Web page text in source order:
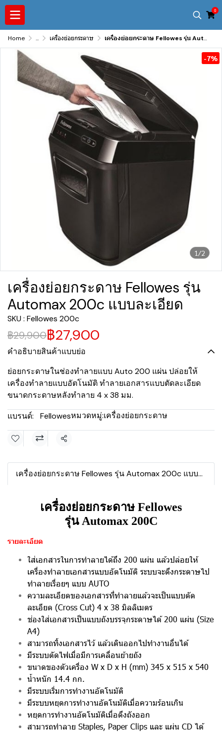
0
Home ... เครื่องย่อยกระดาษ เครื่องย่อยกระดาษ Fellowes รุ่น Automax 200c แบบละเอียด
1/2
-7%
เครื่องย่อยกระดาษ Fellowes รุ่น
Automax 200c แบบละเอียด
SKU : Fellowes 200c
฿29,900฿27,900
คำอธิบายสินค้าแบบย่อ
ย่อยกระดาษในช่องทำลายแบบ Auto 200 แผ่น ปล่อยให้
เครื่องทำลายแบบอัตโนมัติ ทำลายเอกสารแบบตัดละเอียด
ขนาดกระดาษหลังทำลาย 4 x 38 มม.
แบรนด์:
Fellowesหมวดหมู่:เครื่องย่อยกระดาษ
แชร์
เครื่องย่อยกระดาษ Fellowes รุ่น Automax 200c แบบละเอียด
เครื่องย่อยกระดาษ Fellowes
รุ่น Automax 200C
รายละเอียด
ใส่เอกสารในการทำลายได้ถึง 200 แผ่น แล้วปล่อยให้
เครื่องทำลายเอกสารแบบอัตโนมัติ ระบบจะดึงกระดาษไป
ทำลายเรื่อยๆ แบบ AUTO
ความละเอียดของเอกสารที่ทำลายแล้วจะเป็นแบบตัด
ละเอียด (Cross Cut) 4 x 38 มิลลิเมตร
ช่องใส่เอกสารเป็นแบบถังบรรจุกระดาษได้ 200 แผ่น (Size
A4)
สามารถทิ้งเอกสารไว้ แล้วเดินออกไปทำงานอื่นได้
มีระบบตัดไฟเมื่อมีการเคลื่อนย้ายถัง
ขนาดของตัวเครื่อง W x D x H (mm) 345 x 515 x 540
น้ำหนัก 14.4 กก.
มีระบบเริ่มการทำงานอัตโนมัติ
มีระบบหยุดการทำงานอัตโนมัติเมื่อความร้อนเกิน
หยุดการทำงานอัตโนมัติเมื่อดึงถังออก
สามารถทำลาย Staples, Paper Clips และ แผ่น CD ได้